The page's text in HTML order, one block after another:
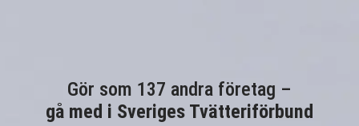
Gör som 137 andra företag –
gå med i Sveriges Tvätteriförbund